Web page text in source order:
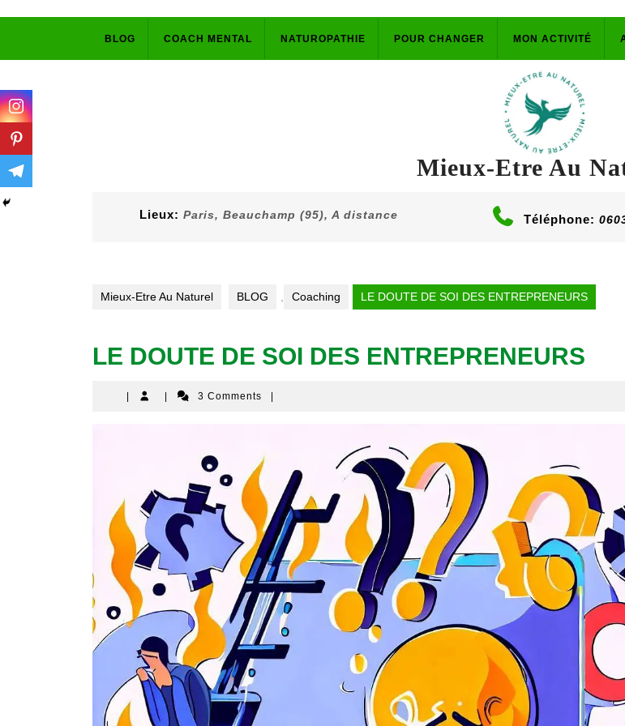
content
BLOG COACH MENTAL NATUROPATHIE POUR CHANGER MON ACTIVITÉ
Mieux-Etre Au
Lieux: Paris, Beauchamp (95), A distance Téléphone:
Mieux-Etre Au Naturel BLOG Coaching LE DOUTE DE SOI DES ENTREPRENEURS
LE DOUTE DE SOI DES ENTREPRENEURS
3 Comments